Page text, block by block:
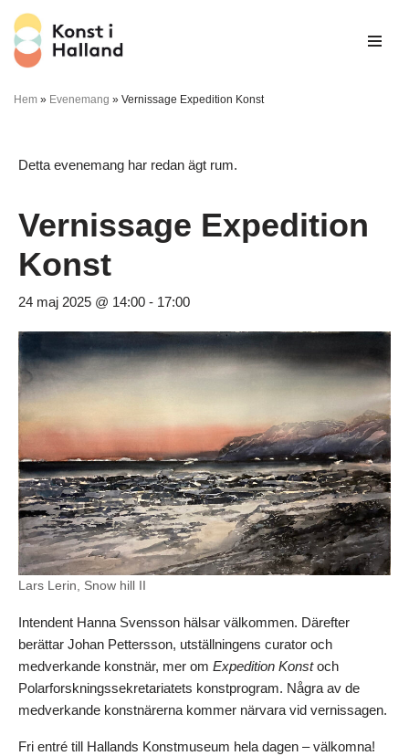
Hoppa
till
innehåll
Hem » Evenemang » Vernissage Expedition Konst
Detta evenemang har redan ägt rum.
Vernissage Expedition
Konst
24 maj 2025 @ 14:00 - 17:00
Lars Lerin, Snow hill II
Intendent Hanna Svensson hälsar välkommen. Därefter
berättar Johan Pettersson, utställningens curator och
medverkande konstnär, mer om Expedition Konstoch
Polarforskningssekretariatets konstprogram. Några av de
medverkande konstnärerna kommer närvara vid vernissagen.
Fri entré till Hallands Konstmuseum hela dagen – välkomna!